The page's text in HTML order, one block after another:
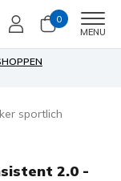
0
MENU
sportlich
2.0 -